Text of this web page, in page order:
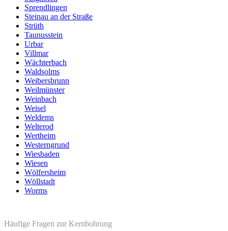
Sprendlingen
Steinau an der Straße
Strüth
Taunusstein
Urbar
Villmar
Wächterbach
Waldsolms
Weibersbrunn
Weilmünster
Weinbach
Weisel
Weldems
Welterod
Wertheim
Westerngrund
Wiesbaden
Wiesen
Wölfersheim
Wöllstadt
Worms
Häufige Fragen zur Kernbohrung